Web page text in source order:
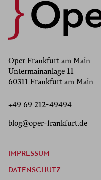
Oper Frankfurt am Main
Untermainanlage 11
60311 Frankfurt am Main
+49 69 212-49494
blog@oper-frankfurt.de
IMPRESSUM
DATENSCHUTZ